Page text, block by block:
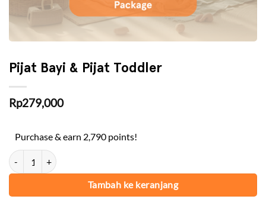
Pijat Bayi & Pijat Toddler
Rp279,000
Purchase & earn 2,790 points!
Kuantitas Pijat Bayi & Pijat Toddler
Tambah ke keranjang